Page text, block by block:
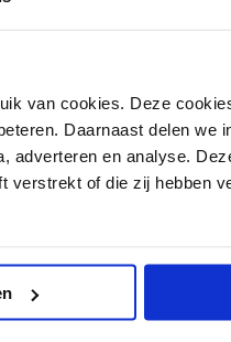
van cookies. Deze
Daarnaast delen we
adverteren en analyse.
verstrekt of die zij hebben
nodig?
helpen je graag!